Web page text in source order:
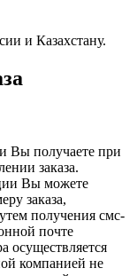
и Казахстану.
Вы получаете при
заказа.
Вы можете
заказа,
получения смс-
почте
осуществляется
компанией не